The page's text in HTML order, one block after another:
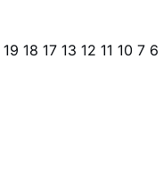
19 18 17 13 12 11 10 7 6